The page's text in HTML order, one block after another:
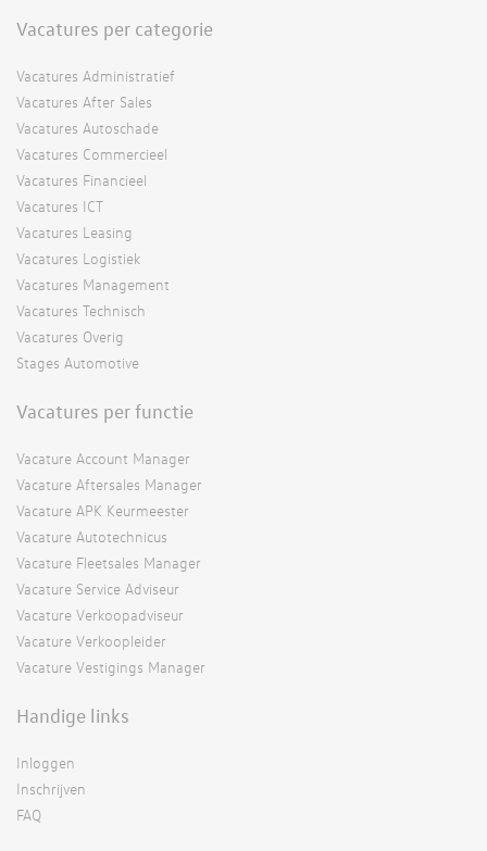
Vacatures per categorie
Vacatures Administratief
Vacatures After Sales
Vacatures Autoschade
Vacatures Commercieel
Vacatures Financieel
Vacatures ICT
Vacatures Leasing
Vacatures Logistiek
Vacatures Management
Vacatures Technisch
Vacatures Overig
Stages Automotive
Vacatures per functie
Vacature Account Manager
Vacature Aftersales Manager
Vacature APK Keurmeester
Vacature Autotechnicus
Vacature Fleetsales Manager
Vacature Service Adviseur
Vacature Verkoopadviseur
Vacature Verkoopleider
Vacature Vestigings Manager
Handige links
Inloggen
Inschrijven
FAQ